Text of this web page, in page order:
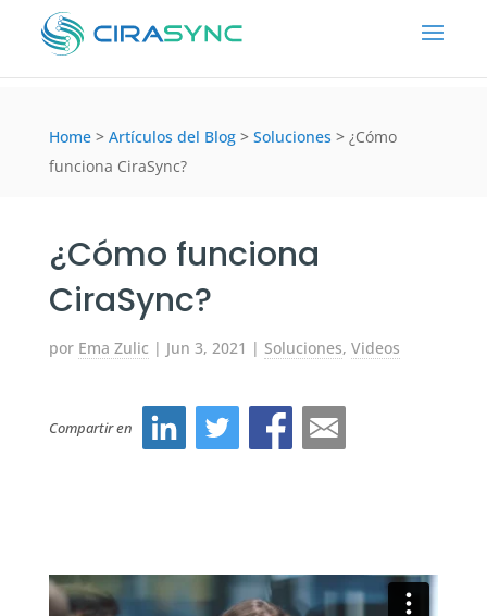
Home > Artículos del Blog > Soluciones > ¿Cómo
funciona CiraSync?
¿Cómo funciona
CiraSync?
por Ema Zulic | Jun 3, 2021 | Soluciones, Videos
Compartir en